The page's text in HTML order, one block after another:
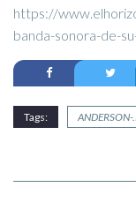
https://
banda-sonora-de-
Tags: ANDERSON-